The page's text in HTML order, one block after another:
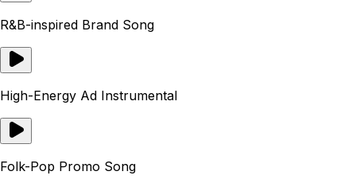
R&B-inspired Brand Song
High-Energy Ad Instrumental
Folk-Pop Promo Song